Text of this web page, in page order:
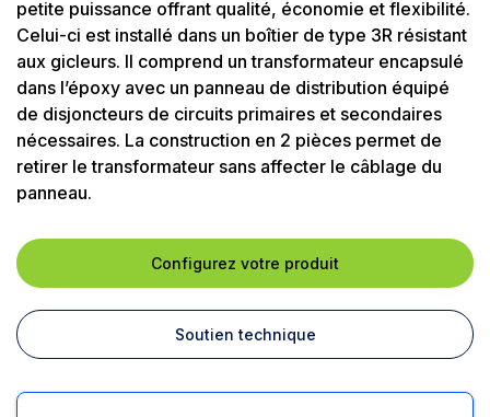
petite puissance offrant qualité, économie et flexibilité.
Celui-ci est installé dans un boîtier de type 3R résistant
aux gicleurs. Il comprend un transformateur encapsulé
dans l’époxy avec un panneau de distribution équipé
de disjoncteurs de circuits primaires et secondaires
nécessaires. La construction en 2 pièces permet de
retirer le transformateur sans affecter le câblage du
panneau.
Configurez votre produit
Soutien technique